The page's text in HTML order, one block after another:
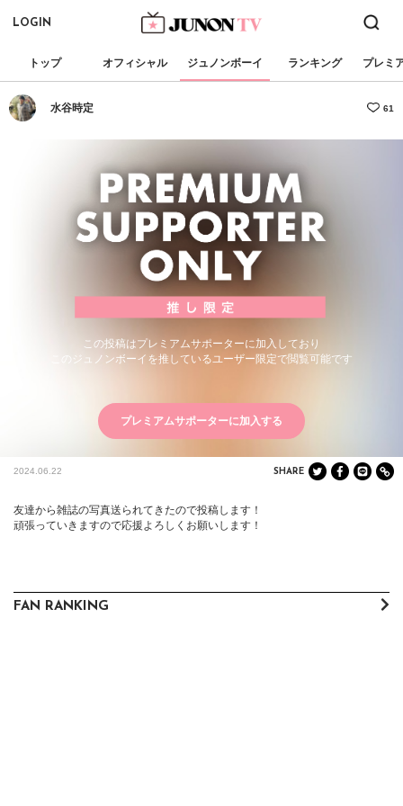
LOGIN
トップ オフィシャル ジュノンボーイ ランキング プレミ
水谷時定 61
この投稿はプレミアムサポーターに加入しており
このジュノンボーイを推しているユーザー限定で閲覧可能です
プレミアムサポーターに加入する
2024.06.22 SHARE
友達から雑誌の写真送られてきたので投稿します！
頑張っていきますので応援よろしくお願いします！
FAN RANKING